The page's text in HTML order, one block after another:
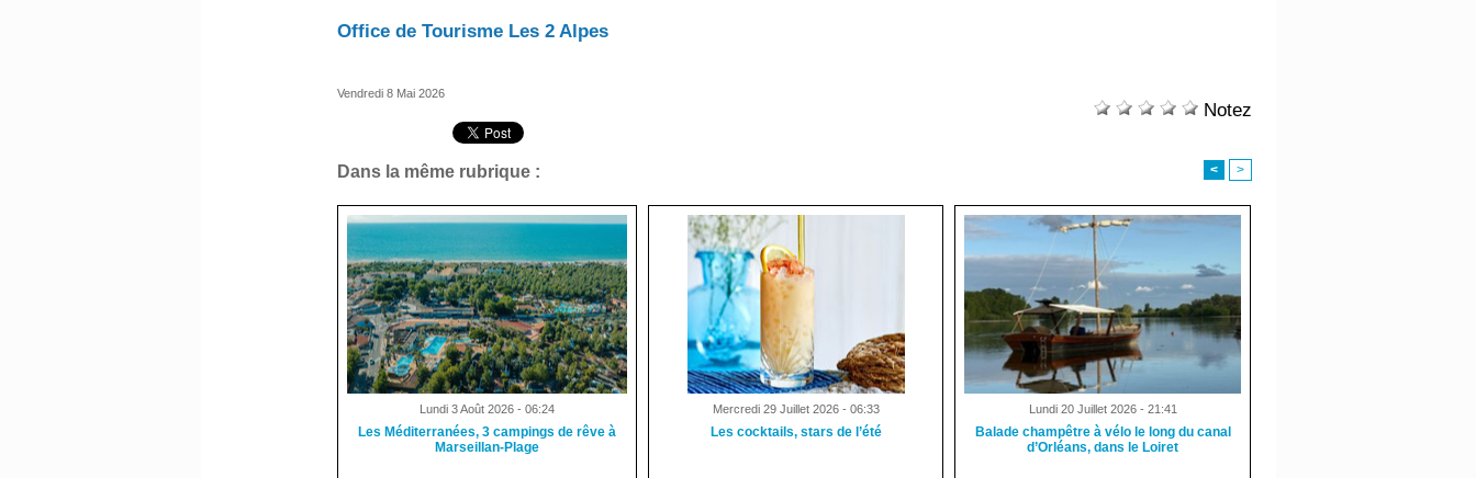
Office de Tourisme Les 2 Alpes
Vendredi 8 Mai 2026
Notez
Dans la même rubrique : < >
Lundi 3 Août 2026 - 06:24
Les Méditerranées, 3 campings de rêve à
Marseillan-Plage
Mercredi 29 Juillet 2026 - 06:33
Les cocktails, stars de l’été
Lundi 20 Juillet 2026 - 21:41
Balade champêtre à vélo le long du canal
d’Orléans, dans le Loiret